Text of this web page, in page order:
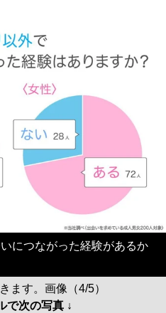
につながった経験があるか
ます。画像（4/5）
で次の写真 ↓